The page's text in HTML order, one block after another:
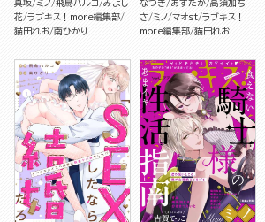
真坂 ミノ 飛鳥ハルコ みよし
花 ラブキス！more編集部
猫田れお 南ひかり
なつき
あずたか 高須加ち
さ ミノ マオst ラブキス！
more編集部 猫田れお